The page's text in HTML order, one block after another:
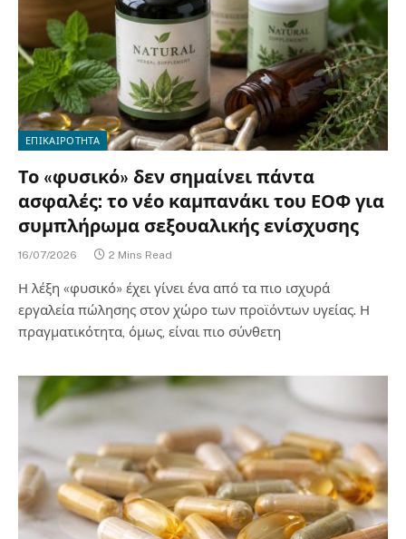
ΕΠΙΚΑΙΡΟΤΗΤΑ
Το «φυσικό» δεν σημαίνει πάντα
ασφαλές: το νέο καμπανάκι του ΕΟΦ για
συμπλήρωμα σεξουαλικής ενίσχυσης
16/07/2026 2 Mins Read
Η λέξη «φυσικό» έχει γίνει ένα από τα πιο ισχυρά
εργαλεία πώλησης στον χώρο των προϊόντων υγείας. Η
πραγματικότητα, όμως, είναι πιο σύνθετη